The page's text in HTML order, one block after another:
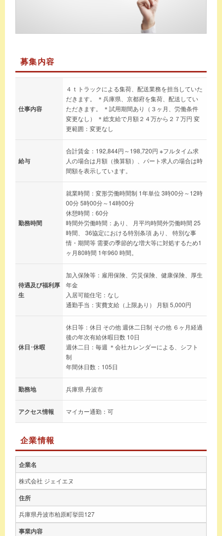
募集内容
仕事内容
４ｔトラックによる集荷、配送業務を担当していた
だきます。 ＊兵庫県、京都府を集荷、配送してい
ただきます。 ＊試用期間あり（３ヶ月、労働条件
変更なし） ＊総支給で月額２４万から２７万円 変
更範囲：変更なし
給与
合計賃金：192,844円～198,720円 ※フルタイム求
人の場合は月額（換算額）、パート求人の場合は時
間額を表示しています。
勤務時間
就業時間：変形労働時間制 1年単位 3時00分～12時
00分 5時00分～14時00分
休憩時間：60分
時間外労働時間：あり、 月平均時間外労働時間 25
時間、 36協定における特別条項 あり、 特別な事
情・期間等 需要の季節的な増大等に対処するため1
ヶ月80時間 1年960 時間。
待遇及び福利厚
生
加入保険等：雇用保険、労災保険、健康保険、厚生
年金
入居可能住宅：なし
通勤手当：実費支給（上限あり） 月額 5,000円
休日･休暇
休日等：休日 その他 週休二日制 その他 ６ヶ月経過
後の年次有給休暇日数 10日
週休二日：毎週 ＊会社カレンダーによる、シフト
制
年間休日数：105日
勤務地 兵庫県 丹波市
アクセス情報 マイカー通勤：可
企業情報
企業名
株式会社 ジェイエヌ
住所
兵庫県丹波市柏原町挙田127
事業内容